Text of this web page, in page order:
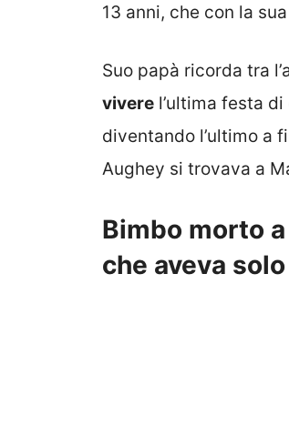
13 anni, che con la
Suo papà ricorda tra
vivere l’ultima festa
diventando l’ultimo a
Aughey si trovava a
Bimbo morto
che aveva